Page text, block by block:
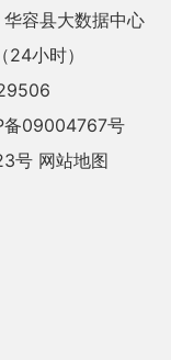
容县大数据中心
小时）
备09004767号
号 网站地图